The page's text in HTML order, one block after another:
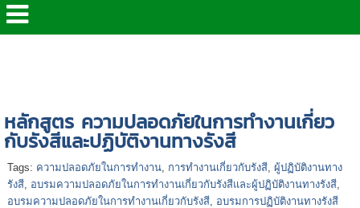
หลักสูตร ความปลอดภัยในการทํางานเกี่ยว
กับรังสีและปฏิบัติงานทางรังสี
Tags: ความปลอดภัยในการทํางาน, การทํางานเกี่ยวกับรังสี, ผู้ปฏิบัติงานทาง
รังสี, อบรมความปลอดภัยในการทํางานเกี่ยวกับรังสีและผู้ปฏิบัติงานทางรังสี,
อบรมความปลอดภัยในการทํางานเกี่ยวกับรังสี, อบรมการปฏิบัติงานทางรังสี